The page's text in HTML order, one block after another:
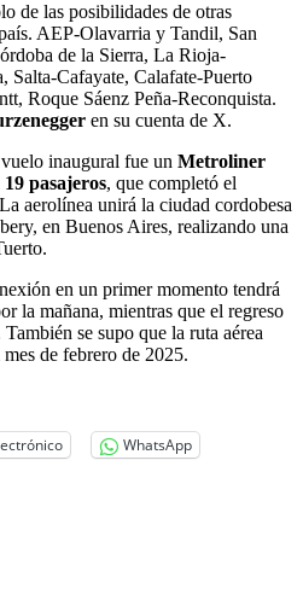
de las posibilidades de otras
AEP-Olavarria y Tandil, San
de la Sierra, La Rioja-
Salta-Cafayate, Calafate-Puerto
Roque Sáenz Peña-Reconquista.
en su cuenta de X.
inaugural fue un Metroliner
19 pasajeros, que completó el
aerolínea unirá la ciudad cordobesa
en Buenos Aires, realizando una
en un primer momento tendrá
la mañana, mientras que el regreso
se supo que la ruta aérea
de febrero de 2025.
WhatsApp